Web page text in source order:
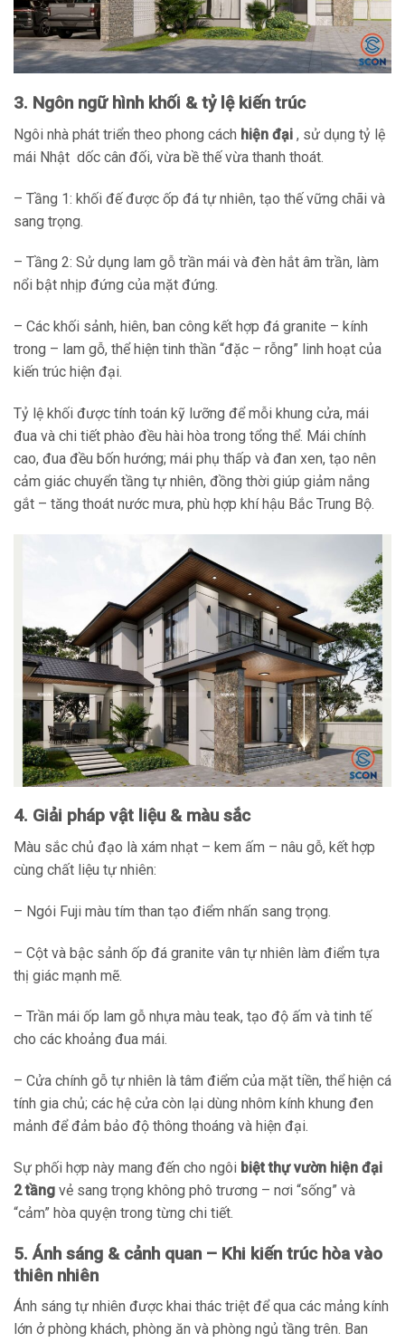
3. Ngôn ngữ hình khối & tỷ lệ kiến trúc
Ngôi nhà phát triển theo phong cách hiện đại , sử dụng tỷ lệ
mái Nhật dốc cân đối, vừa bề thế vừa thanh thoát.
– Tầng 1: khối đế được ốp đá tự nhiên, tạo thế vững chãi và
sang trọng.
– Tầng 2: Sử dụng lam gỗ trần mái và đèn hắt âm trần, làm
nổi bật nhịp đứng của mặt đứng.
– Các khối sảnh, hiên, ban công kết hợp đá granite – kính
trong – lam gỗ, thể hiện tinh thần “đặc – rỗng” linh hoạt của
kiến trúc hiện đại.
Tỷ lệ khối được tính toán kỹ lưỡng để mỗi khung cửa, mái
đua và chi tiết phào đều hài hòa trong tổng thể. Mái chính
cao, đua đều bốn hướng; mái phụ thấp và đan xen, tạo nên
cảm giác chuyển tầng tự nhiên, đồng thời giúp giảm nắng
gắt – tăng thoát nước mưa, phù hợp khí hậu Bắc Trung Bộ.
4. Giải pháp vật liệu & màu sắc
Màu sắc chủ đạo là xám nhạt – kem ấm – nâu gỗ, kết hợp
cùng chất liệu tự nhiên:
– Ngói Fuji màu tím than tạo điểm nhấn sang trọng.
– Cột và bậc sảnh ốp đá granite vân tự nhiên làm điểm tựa
thị giác mạnh mẽ.
– Trần mái ốp lam gỗ nhựa màu teak, tạo độ ấm và tinh tế
cho các khoảng đua mái.
– Cửa chính gỗ tự nhiên là tâm điểm của mặt tiền, thể hiện cá
tính gia chủ; các hệ cửa còn lại dùng nhôm kính khung đen
mảnh để đảm bảo độ thông thoáng và hiện đại.
Sự phối hợp này mang đến cho ngôi biệt thự vườn hiện đại
2 tầng vẻ sang trọng không phô trương – nơi “sống” và
“cảm” hòa quyện trong từng chi tiết.
5. Ánh sáng & cảnh quan – Khi kiến trúc hòa vào
thiên nhiên
Ánh sáng tự nhiên được khai thác triệt để qua các mảng kính
lớn ở phòng khách, phòng ăn và phòng ngủ tầng trên. Ban